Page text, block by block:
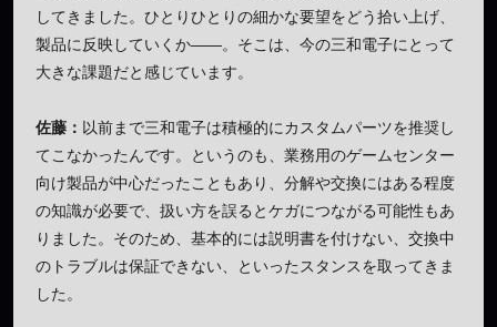
してきました。ひとりひとりの細かな要望をどう拾い上げ、
製品に反映していくか——。そこは、今の三和電子にとって
大きな課題だと感じています。
佐藤： 以前まで三和電子は積極的にカスタムパーツを推奨し
てこなかったんです。というのも、業務用のゲームセンター
向け製品が中心だったこともあり、分解や交換にはある程度
の知識が必要で、扱い方を誤るとケガにつながる可能性もあ
りました。そのため、基本的には説明書を付けない、交換中
のトラブルは保証できない、といったスタンスを取ってきま
した。